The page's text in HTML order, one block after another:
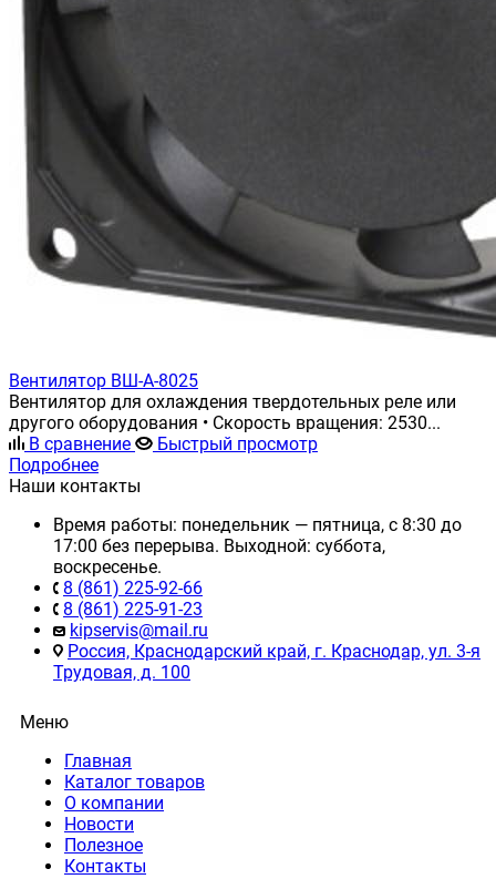
Вентилятор ВШ-А-8025
Вентилятор для охлаждения твердотельных реле или
другого оборудования • Скорость вращения: 2530...
В сравнение
Быстрый просмотр
Подробнее
Наши контакты
Время работы: понедельник — пятница, с 8:30 до
17:00 без перерыва. Выходной: суббота,
воскресенье.
8 (861) 225-92-66
8 (861) 225-91-23
kipservis@mail.ru
Россия, Краснодарский край, г. Краснодар, ул. 3-я
Трудовая, д. 100
Меню
Главная
Каталог товаров
О компании
Новости
Полезное
Контакты